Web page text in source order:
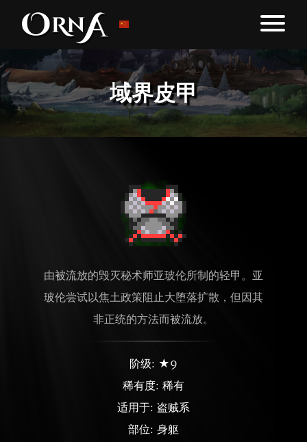
域界皮甲
由被流放的毁灭秘术师亚玻伦所制的轻甲。亚
玻伦尝试以焦土政策阻止大堕落扩散，但因其
非正统的方法而被流放。
阶级: ★9
稀有度: 稀有
适用于: 盗贼系
部位: 身躯